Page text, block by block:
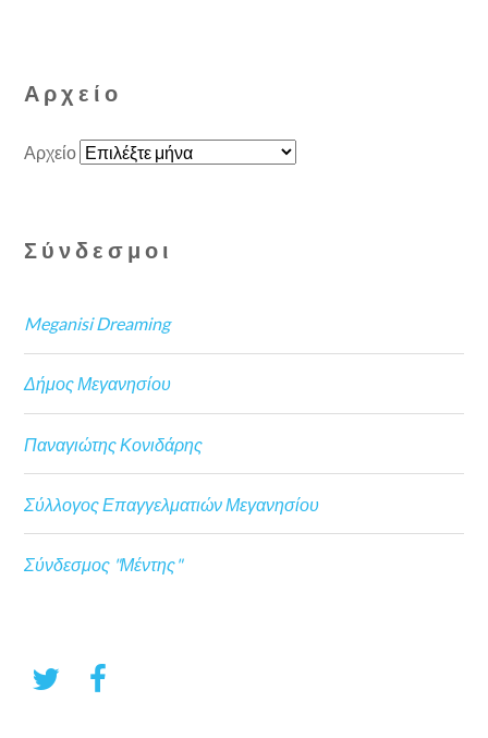
Αρχείο
Αρχείο
Σύνδεσμοι
Meganisi Dreaming
Δήμος Μεγανησίου
Παναγιώτης Κονιδάρης
Σύλλογος Επαγγελματιών Μεγανησίου
Σύνδεσμος "Μέντης"